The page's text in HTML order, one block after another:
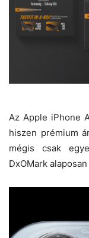
Az Apple iPhone
hiszen prémium
mégis csak
DxOMark